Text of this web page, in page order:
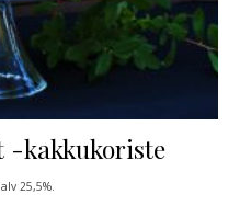
-kakkukoriste
25,5%.